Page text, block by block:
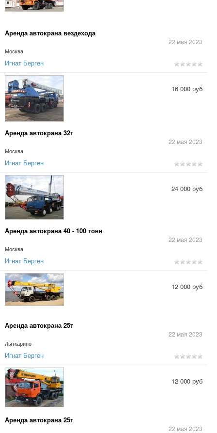
Аренда автокрана вездехода
22 мая 2023
Москва
Игнат Берген
Аренда автокрана 32т
22 мая 2023
Москва
16 000 руб
Игнат Берген
Аренда автокрана 40 - 100 тонн
22 мая 2023
Москва
24 000 руб
Игнат Берген
Аренда автокрана 25т
22 мая 2023
Лыткарино
12 000 руб
Игнат Берген
Аренда автокрана 25т
22 мая 2023
12 000 руб